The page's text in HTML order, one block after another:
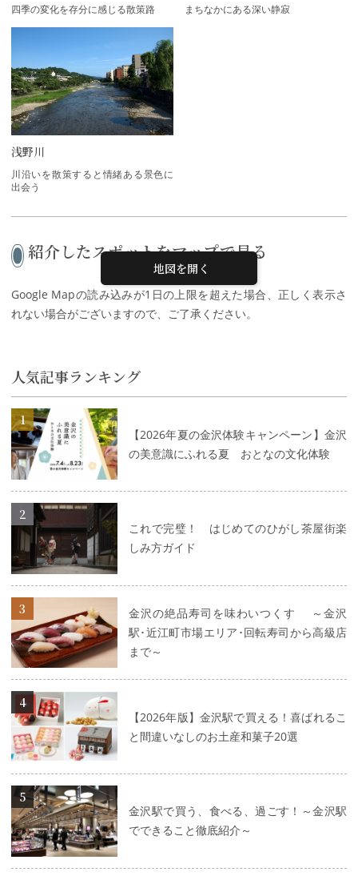
四季の変化を存分に感じる散策路 まちなかにある深い静寂
浅野川
川沿いを散策すると情緒ある景色に
出会う
紹介したスポットをマップで見る
地図を開く
Google Mapの読み込みが1日の上限を超えた場合、正しく表示さ
れない場合がございますので、ご了承ください。
人気記事ランキング
【2026年夏の金沢体験キャンペーン】金沢
の美意識にふれる夏 おとなの文化体験
詳細はこちら
これで完璧！ はじめてのひがし茶屋街楽
しみ方ガイド
詳細はこちら
金沢の絶品寿司を味わいつくす ～金沢
駅･近江町市場エリア･回転寿司から高級店
まで～
詳細はこちら
【2026年版】金沢駅で買える！喜ばれるこ
と間違いなしのお土産和菓子20選
詳細はこちら
金沢駅で買う、食べる、過ごす！～金沢駅
でできること徹底紹介～
詳細はこちら